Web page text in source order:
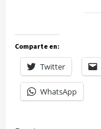
Comparte en:
Twitter
WhatsApp